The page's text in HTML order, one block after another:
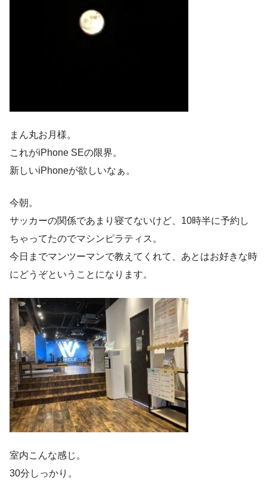
まん丸お月様。
これがiPhone SEの限界。
新しいiPhoneが欲しいなぁ。
今朝。
サッカーの関係であまり寝てないけど、10時半に予約し
ちゃってたのでマシンピラティス。
今日までマンツーマンで教えてくれて、あとはお好きな時
にどうぞということになります。
室内こんな感じ。
30分しっかり。